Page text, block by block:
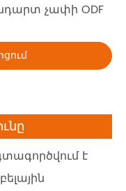
չափի ODF
է